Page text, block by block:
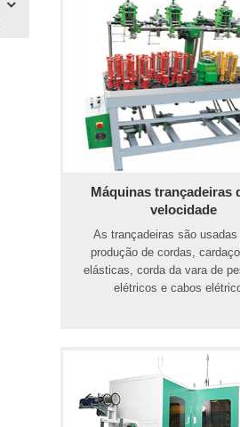
Máquinas trançadeiras
velocidade
As trançadeiras são usadas
produção de cordas,
elásticas, corda da vara de
elétricos e cabos